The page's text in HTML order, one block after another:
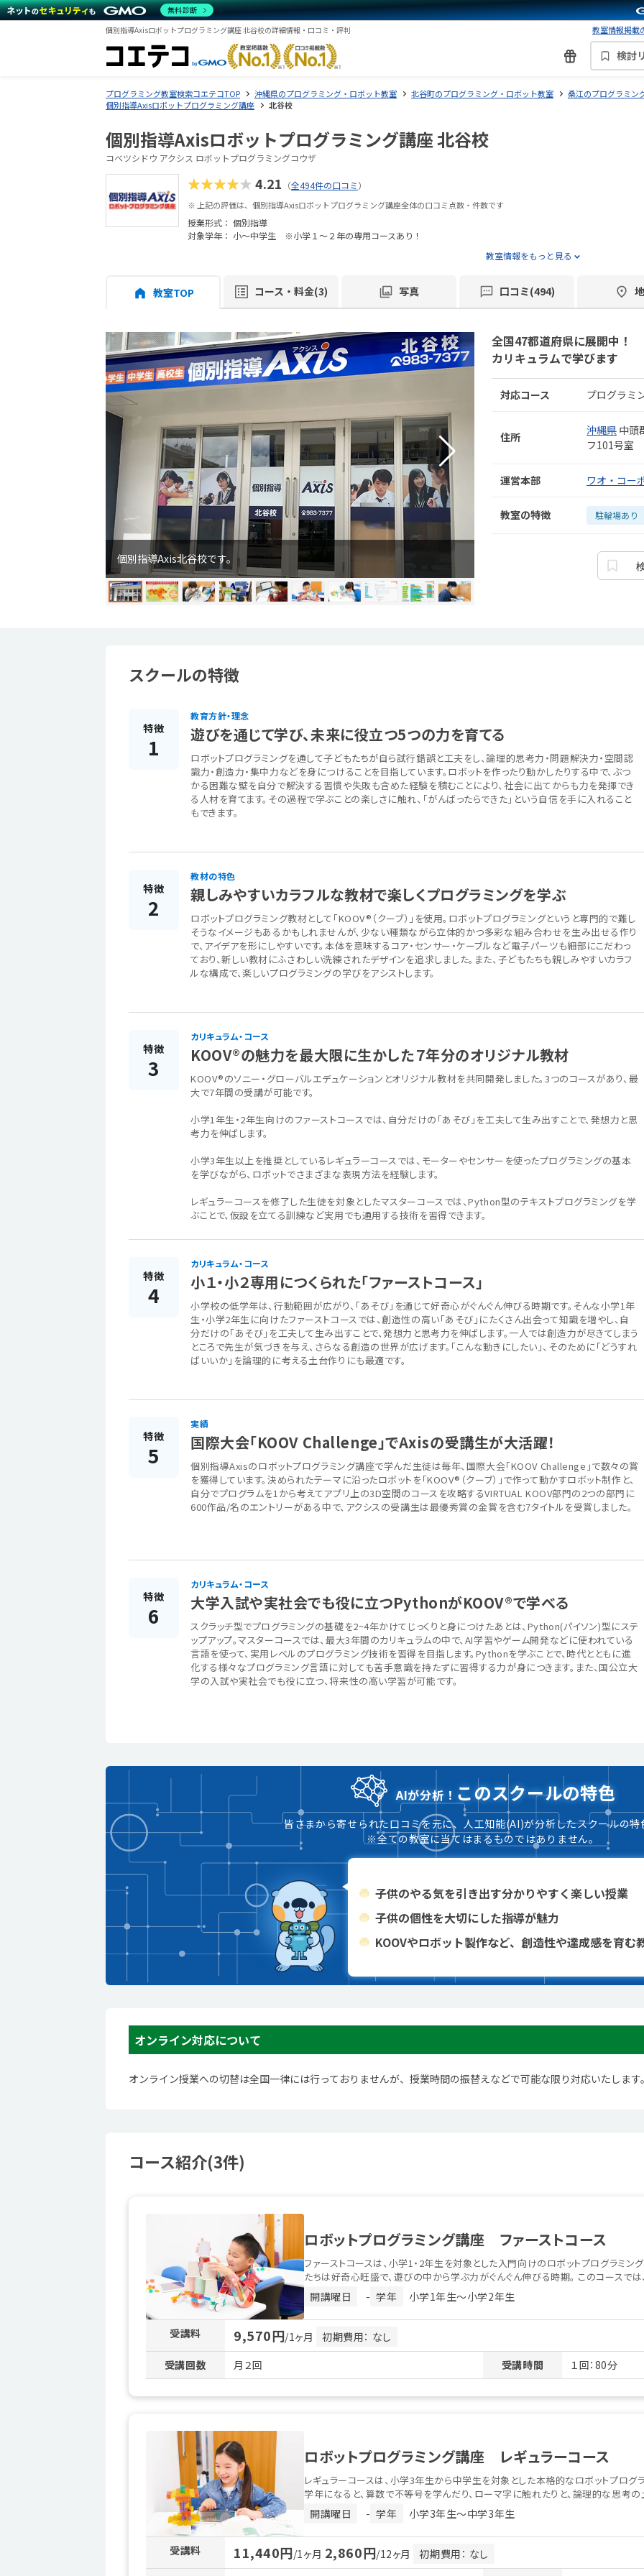
個別指導Axisロボットプログラミング講座 北谷校の詳細情報・口コミ・評判 教室情報掲載
検討
プログラミング教室検索コエテコTOP 沖縄県のプログラミング・ロボット教室 北谷町のプログラミング・ロボット教室
桑江のプログラミン
個別指導Axisロボットプログラミング講座
北谷校
個別指導Axisロボットプログラミング講座 北谷校
コベツシドウ アクシス ロボットプログラミングコウザ
★★★★★4.21 （全494件の口コミ）
※ 上記の評価は、個別指導Axisロボットプログラミング講座全体の口コミ点数・件数です
授業形式： 個別指導
対象学年： 小～中学生 ※小学１～２年の専用コースあり！
教室情報をもっと見る
教室TOP コース・料金(3) 写真 口コミ(494)
個別指導Axis北谷校です。
全国47都道府県に展開中！
カリキュラムで学びます
対応コース プログラミ
住所 沖縄県 中頭
フ101号室
運営本部 ワオ・コー
教室の特徴 駐輪場あり
スクールの特徴
特徴
1
教育方針・理念
遊びを通じて学び、未来に役立つ5つの力を育てる
ロボットプログラミングを通して子どもたちが自ら試行錯誤と工夫をし、論理的思考力・問題解決力・空間認
識力・創造力・集中力などを身につけることを目指しています。ロボットを作ったり動かしたりする中で、ぶつ
かる困難な壁を自分で解決する習慣や失敗も含めた経験を積むことにより、社会に出てからも力を発揮でき
る人材を育てます。その過程で学ぶことの楽しさに触れ、「がんばったらできた」という自信を手に入れること
もできます。
特徴
2
教材の特色
親しみやすいカラフルな教材で楽しくプログラミングを学ぶ
ロボットプログラミング教材として「KOOV®（クーブ）」を使用。ロボットプログラミングというと専門的で難し
そうなイメージもあるかもしれませんが、少ない種類ながら立体的かつ多彩な組み合わせを生み出せる作り
で、アイデアを形にしやすいです。本体を意味するコア・センサー・ケーブルなど電子パーツも細部にこだわっ
ており、新しい教材にふさわしい洗練されたデザインを追求しました。また、子どもたちも親しみやすいカラフ
ルな構成で、楽しいプログラミングの学びをアシストします。
特徴
3
カリキュラム・コース
KOOV®の魅力を最大限に生かした７年分のオリジナル教材
KOOV®のソニー・グローバルエデュケーションとオリジナル教材を共同開発しました。3つのコースがあり、最
大で7年間の受講が可能です。
小学1年生・2年生向けのファーストコースでは、自分だけの「あそび」を工夫して生み出すことで、発想力と思
考力を伸ばします。
小学3年生以上を推奨としているレギュラーコースでは、モーターやセンサーを使ったプログラミングの基本
を学びながら、ロボットでさまざまな表現方法を経験します。
レギュラーコースを修了した生徒を対象としたマスターコースでは、Python型のテキストプログラミングを学
ぶことで、仮設を立てる訓練など実用でも通用する技術を習得できます。
特徴
4
カリキュラム・コース
小１・小２専用につくられた「ファーストコース」
小学校の低学年は、行動範囲が広がり、「あそび」を通じて好奇心がぐんぐん伸びる時期です。そんな小学1年
生・小学2年生に向けたファーストコースでは、創造性の高い「あそび」にたくさん出会って知識を増やし、自
分だけの「あそび」を工夫して生み出すことで、発想力と思考力を伸ばします。一人では創造力が尽きてしまう
ところで先生が気づきを与え、さらなる創造の世界が広げます。「こんな動きにしたい」、そのために「どうすれ
ばいいか」を論理的に考える土台作りにも最適です。
特徴
5
実績
国際大会「KOOV Challenge」でAxisの受講生が大活躍！
個別指導Axisのロボットプログラミング講座で学んだ生徒は毎年、国際大会「KOOV Challenge」で数々の賞
を獲得しています。決められたテーマに沿ったロボットを「KOOV®（クーブ）」で作って動かすロボット制作と、
自分でプログラムを1から考えてアプリ上の3D空間のコースを攻略するVIRTUAL KOOV部門の2つの部門に
600作品/名のエントリーがある中で、アクシスの受講生は最優秀賞の金賞を含む7タイトルを受賞しました。
特徴
6
カリキュラム・コース
大学入試や実社会でも役に立つPythonがKOOV®で学べる
スクラッチ型でプログラミングの基礎を2~4年かけてじっくりと身につけたあとは、Python(パイソン)型にステ
ップアップ。マスターコースでは、最大3年間のカリキュラムの中で、AI学習やゲーム開発などに使われている
言語を使って、実用レベルのプログラミング技術を習得を目指します。Pythonを学ぶことで、時代とともに進
化する様々なプログラミング言語に対しても苦手意識を持たずに習得する力が身につきます。また、国公立大
学の入試や実社会でも役に立つ、将来性の高い学習が可能です。
AIが分析！ このスクールの特色
皆さまから寄せられた口コミを元に、人工知能(AI)が分析したスクールの特
※全ての教室に当てはまるものではありません。
子供のやる気を引き出す分かりやすく楽しい授業
子供の個性を大切にした指導が魅力
KOOVやロボット製作など、創造性や達成感を育む
オンライン対応について
オンライン授業への切替は全国一律には行っておりませんが、授業時間の振替えなどで可能な限り対応いたしま
コース紹介(3件)
ロボットプログラミング講座 ファーストコース
ファーストコースは、小学1・2年生を対象とした入門向けのロボットプログラミン
たちは好奇心旺盛で、遊びの中から学ぶ力がぐんぐん伸びる時期。 このコースでは
開講曜日 - 学年 小学1年生〜小学2年生
受講料 9,570円/1ヶ月
初期費用： なし
受講回数
月２回 受講時間 １回：80分
ロボットプログラミング講座 レギュラーコース
レギュラーコースは、小学3年生から中学生を対象とした本格的なロボットプログ
学年になると、算数で不等号を学んだり、ローマ字に触れたりと、論理的な思考
開講曜日 - 学年 小学3年生〜中学3年生
受講料 11,440円/1ヶ月 2,860円/12ヶ月
初期費用： なし
無料診断